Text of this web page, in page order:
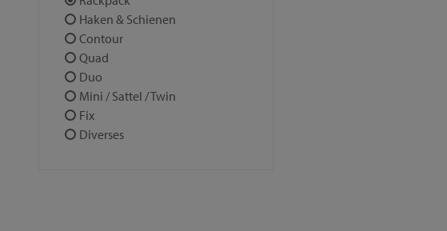
Haken & Schienen
Contour
Quad
Duo
Mini / Sattel / Twin
Fix
Diverses